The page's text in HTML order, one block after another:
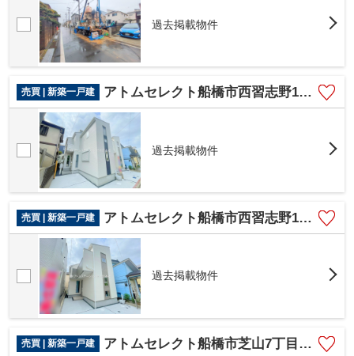
過去掲載物件
売買 | 新築一戸建 アトムセレクト船橋市西習志野159 ２棟2号棟
過去掲載物件
売買 | 新築一戸建 アトムセレクト船橋市西習志野159 ２棟１号棟
過去掲載物件
売買 | 新築一戸建 アトムセレクト船橋市芝山7丁目（1751-39）B棟